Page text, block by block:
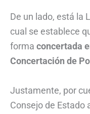
De un lado, está la
cual se establece
forma concertada
Concertación de
Justamente, por
Consejo de